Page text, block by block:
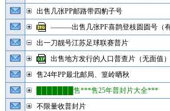
出售几张PP邮路带四豹子号
———出售几张PF喜鹊登枝圆圆号（有
出一刀靓号江苏足球联赛普片
出售地方发行的人口普查片（无面值）
售24年PP最北邮局、篁岭晒秋
███████售***售25年普封片大全***
不限量收普封片